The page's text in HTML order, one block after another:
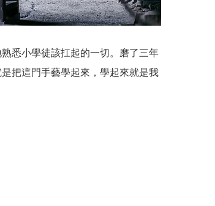
悉小學徒該扛起的一切。磨了三年
把這門手藝學起來，學起來就是我